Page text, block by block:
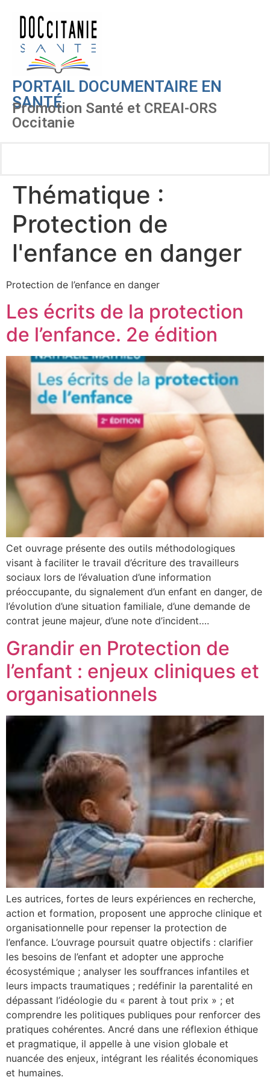
PORTAIL DOCUMENTAIRE EN
SANTÉ
Promotion Santé et CREAI-ORS
Occitanie
Thématique :
Protection de
l'enfance en danger
Protection de l’enfance en danger
Les écrits de la protection
de l’enfance. 2e édition
Cet ouvrage présente des outils méthodologiques
visant à faciliter le travail d’écriture des travailleurs
sociaux lors de l’évaluation d’une information
préoccupante, du signalement d’un enfant en danger, de
l’évolution d’une situation familiale, d’une demande de
contrat jeune majeur, d’une note d’incident….
Grandir en Protection de
l’enfant : enjeux cliniques et
organisationnels
Les autrices, fortes de leurs expériences en recherche,
action et formation, proposent une approche clinique et
organisationnelle pour repenser la protection de
l’enfance. L’ouvrage poursuit quatre objectifs : clarifier
les besoins de l’enfant et adopter une approche
écosystémique ; analyser les souffrances infantiles et
leurs impacts traumatiques ; redéfinir la parentalité en
dépassant l’idéologie du « parent à tout prix » ; et
comprendre les politiques publiques pour renforcer des
pratiques cohérentes. Ancré dans une réflexion éthique
et pragmatique, il appelle à une vision globale et
nuancée des enjeux, intégrant les réalités économiques
et humaines.